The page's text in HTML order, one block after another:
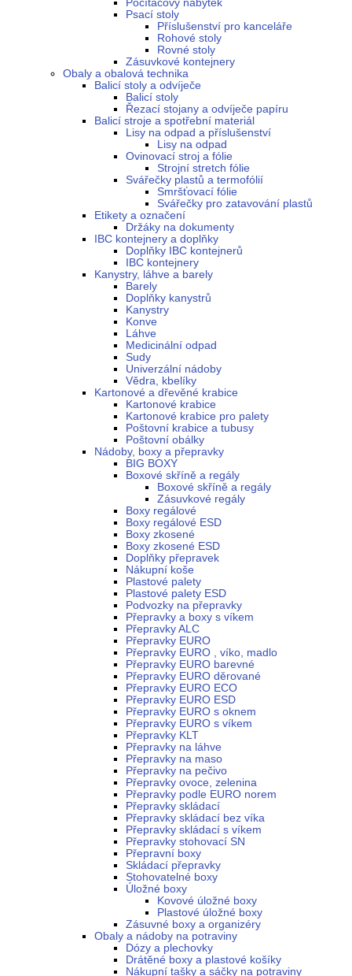
Počítačový nábytek
Psací stoly
Příslušenství pro kanceláře
Rohové stoly
Rovné stoly
Zásuvkové kontejnery
Obaly a obalová technika
Balicí stoly a odvíječe
Balicí stoly
Řezací stojany a odvíječe papíru
Balicí stroje a spotřební materiál
Lisy na odpad a příslušenství
Lisy na odpad
Ovinovací stroj a fólie
Strojní stretch fólie
Svářečky plastů a termofólií
Smršťovací fólie
Svářečky pro zatavování plastů
Etikety a označení
Držáky na dokumenty
IBC kontejnery a doplňky
Doplňky IBC kontejnerů
IBC kontejnery
Kanystry, láhve a barely
Barely
Doplňky kanystrů
Kanystry
Konve
Láhve
Medicinální odpad
Sudy
Univerzální nádoby
Vědra, kbelíky
Kartonové a dřevěné krabice
Kartonové krabice
Kartonové krabice pro palety
Poštovní krabice a tubusy
Poštovní obálky
Nádoby, boxy a přepravky
BIG BOXY
Boxové skříně a regály
Boxové skříně a regály
Zásuvkové regály
Boxy regálové
Boxy regálové ESD
Boxy zkosené
Boxy zkosené ESD
Doplňky přepravek
Nákupní koše
Plastové palety
Plastové palety ESD
Podvozky na přepravky
Přepravky a boxy s víkem
Přepravky ALC
Přepravky EURO
Přepravky EURO , víko, madlo
Přepravky EURO barevné
Přepravky EURO děrované
Přepravky EURO ECO
Přepravky EURO ESD
Přepravky EURO s oknem
Přepravky EURO s víkem
Přepravky KLT
Přepravky na láhve
Přepravky na maso
Přepravky na pečivo
Přepravky ovoce, zelenina
Přepravky podle EURO norem
Přepravky skládací
Přepravky skládací bez víka
Přepravky skládací s víkem
Přepravky stohovací SN
Přepravní boxy
Skládací přepravky
Stohovatelné boxy
Úložné boxy
Kovové úložné boxy
Plastové úložné boxy
Zásuvné boxy a organizéry
Obaly a nádoby na potraviny
Dózy a plechovky
Drátěné boxy a plastové košíky
Nákupní tašky a sáčky na potraviny